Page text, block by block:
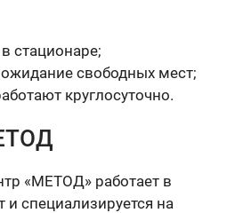
стационаре;
ожидание свободных мест;
круглосуточно.
«МЕТОД» работает в
специализируется на